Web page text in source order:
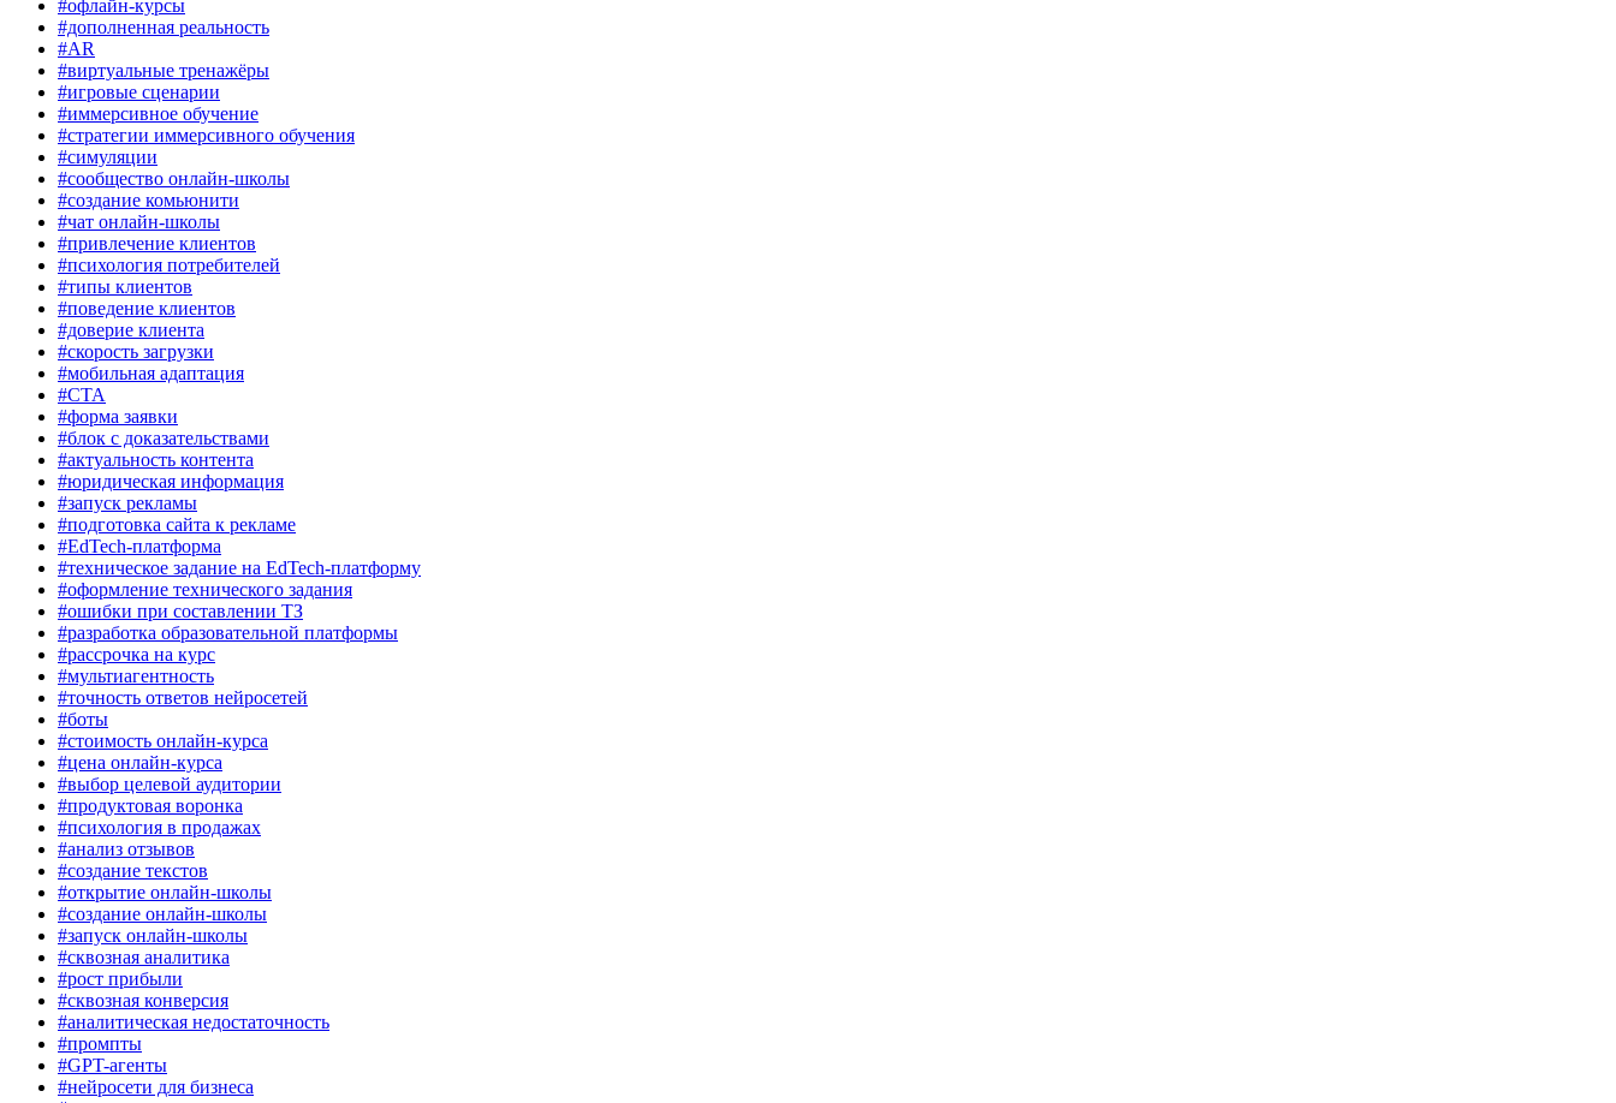
#офлайн-курсы
#дополненная реальность
#AR
#виртуальные тренажёры
#игровые сценарии
#иммерсивное обучение
#стратегии иммерсивного обучения
#симуляции
#сообщество онлайн-школы
#создание комьюнити
#чат онлайн-школы
#привлечение клиентов
#психология потребителей
#типы клиентов
#поведение клиентов
#доверие клиента
#скорость загрузки
#мобильная адаптация
#CTA
#форма заявки
#блок с доказательствами
#актуальность контента
#юридическая информация
#запуск рекламы
#подготовка сайта к рекламе
#EdTech-платформа
#техническое задание на EdTech-платформу
#оформление технического задания
#ошибки при составлении ТЗ
#разработка образовательной платформы
#рассрочка на курс
#мультиагентность
#точность ответов нейросетей
#боты
#стоимость онлайн-курса
#цена онлайн-курса
#выбор целевой аудитории
#продуктовая воронка
#психология в продажах
#анализ отзывов
#создание текстов
#открытие онлайн-школы
#создание онлайн-школы
#запуск онлайн-школы
#сквозная аналитика
#рост прибыли
#сквозная конверсия
#аналитическая недостаточность
#промпты
#GPT-агенты
#нейросети для бизнеса